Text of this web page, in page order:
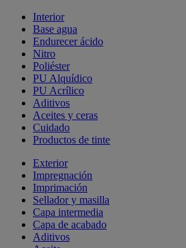
Interior
Base agua
Endurecer ácido
Nitro
Poliéster
PU Alquídico
PU Acrílico
Aditivos
Aceites y ceras
Cuidado
Productos de tinte
Exterior
Impregnación
Imprimación
Sellador y masilla
Capa intermedia
Capa de acabado
Aditivos